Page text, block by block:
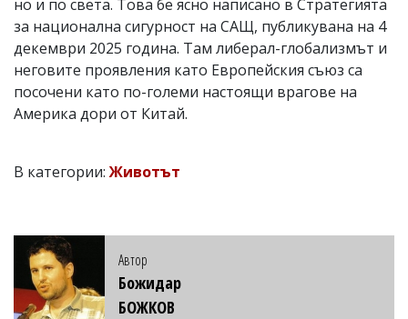
но и по света. Това бе ясно написано в Стратегията
за национална сигурност на САЩ, публикувана на 4
декември 2025 година. Там либерал-глобализмът и
неговите проявления като Европейския съюз са
посочени като по-големи настоящи врагове на
Америка дори от Китай.
В категории:Животът
Автор
Божидар
БОЖКОВ